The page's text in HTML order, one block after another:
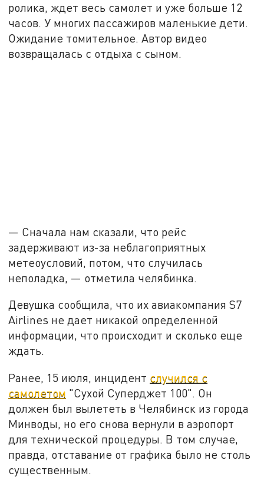
ролика, ждет весь самолет и уже больше 12
часов. У многих пассажиров маленькие дети.
Ожидание томительное. Автор видео
возвращалась с отдыха с сыном.
— Сначала нам сказали, что рейс
задерживают из-за неблагоприятных
метеоусловий, потом, что случилась
неполадка, — отметила челябинка.
Девушка сообщила, что их авиакомпания S7
Airlines не дает никакой определенной
информации, что происходит и сколько еще
ждать.
Ранее, 15 июля, инцидент случился с
самолетом "Сухой Суперджет 100". Он
должен был вылететь в Челябинск из города
Минводы, но его снова вернули в аэропорт
для технической процедуры. В том случае,
правда, отставание от графика было не столь
существенным.